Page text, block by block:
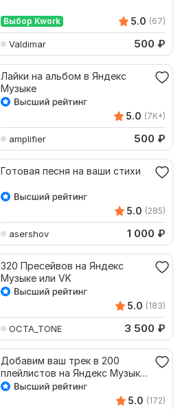
Выбор Kwork 5.0 (67)
Valdimar 500 ₽
Лайки на альбом в Яндекс
Музыке
5.0 (7K+)
amplifier 500 ₽
Готовая песня на ваши стихи
5.0 (285)
asershov 1 000 ₽
320 Пресейвов на Яндекс
Музыке или VK
5.0 (183)
OCTA_TONE 3 500 ₽
Добавим ваш трек в 200
плейлистов на Яндекс Музыка.
Любой жанр
5.0 (172)